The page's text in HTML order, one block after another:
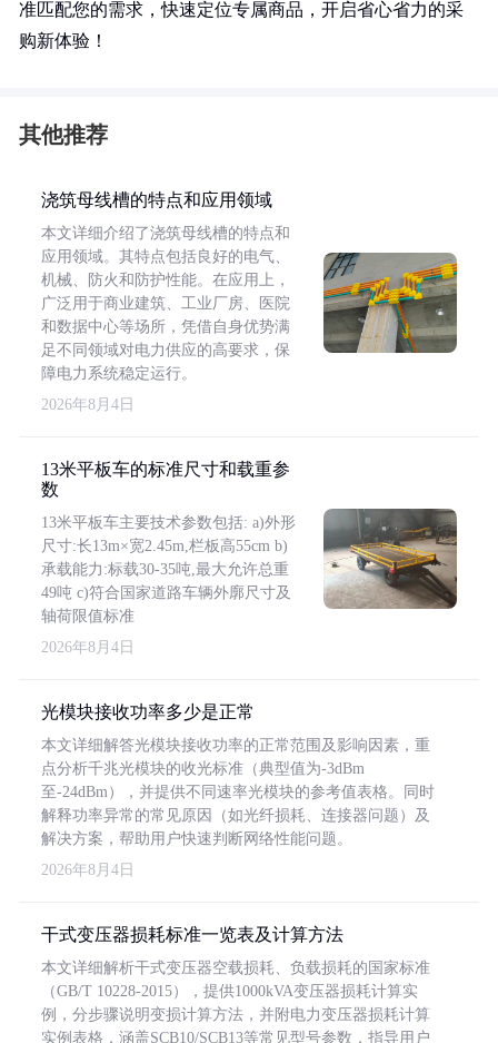
准匹配您的需求，快速定位专属商品，开启省心省力的采
购新体验！
其他推荐
浇筑母线槽的特点和应用领域
本文详细介绍了浇筑母线槽的特点和
应用领域。其特点包括良好的电气、
机械、防火和防护性能。在应用上，
广泛用于商业建筑、工业厂房、医院
和数据中心等场所，凭借自身优势满
足不同领域对电力供应的高要求，保
障电力系统稳定运行。
2026年8月4日
13米平板车的标准尺寸和载重参
数
13米平板车主要技术参数包括: a)外形
尺寸:长13m×宽2.45m,栏板高55cm b)
承载能力:标载30-35吨,最大允许总重
49吨 c)符合国家道路车辆外廓尺寸及
轴荷限值标准
2026年8月4日
光模块接收功率多少是正常
本文详细解答光模块接收功率的正常范围及影响因素，重
点分析千兆光模块的收光标准（典型值为-3dBm
至-24dBm），并提供不同速率光模块的参考值表格。同时
解释功率异常的常见原因（如光纤损耗、连接器问题）及
解决方案，帮助用户快速判断网络性能问题。
2026年8月4日
干式变压器损耗标准一览表及计算方法
本文详细解析干式变压器空载损耗、负载损耗的国家标准
（GB/T 10228-2015），提供1000kVA变压器损耗计算实
例，分步骤说明变损计算方法，并附电力变压器损耗计算
实例表格，涵盖SCB10/SCB13等常见型号参数，指导用户